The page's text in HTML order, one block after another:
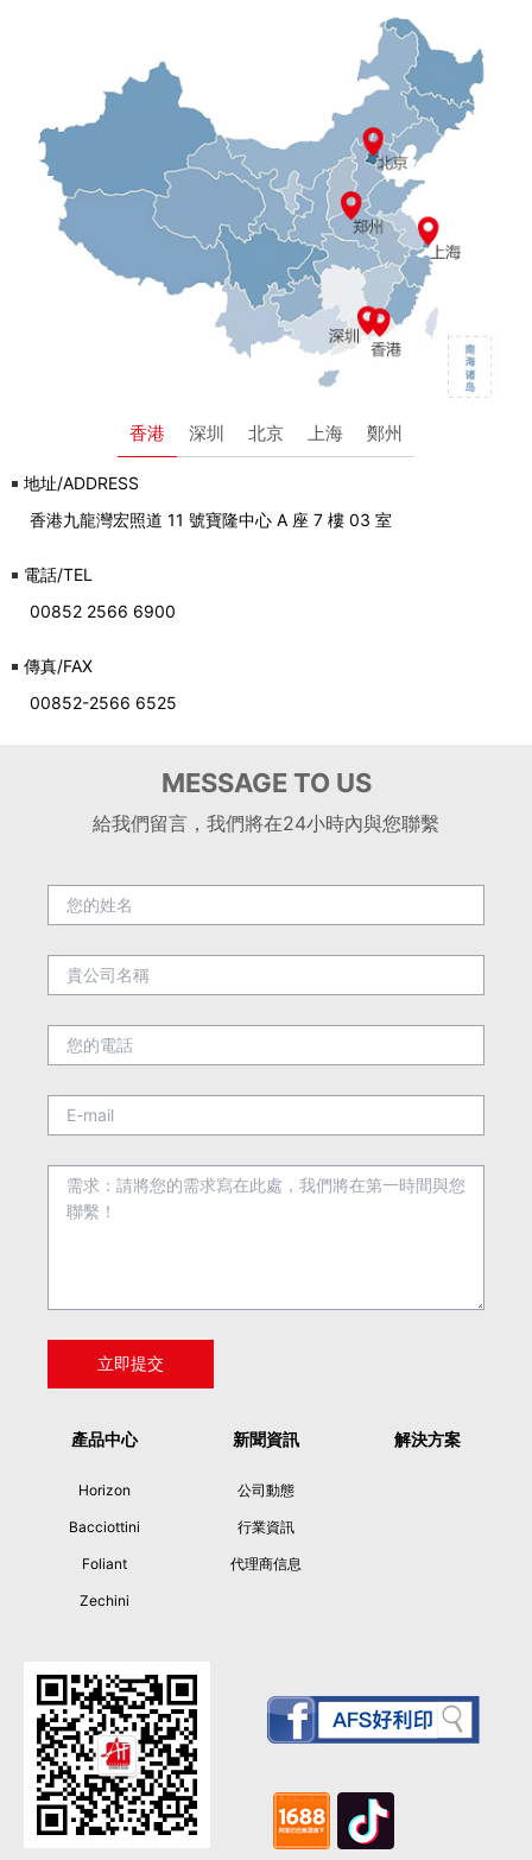
香港 深圳 北京 上海 鄭州
地址/ADDRESS
香港九龍灣宏照道 11 號寶隆中心 A 座 7 樓 03 室
電話/TEL
00852 2566 6900
傳真/FAX
00852-2566 6525
MESSAGE TO US
給我們留言，我們將在24小時內與您聯繫
產品中心
Horizon
Bacciottini
Foliant
Zechini
新聞資訊
公司動態
行業資訊
代理商信息
解決方案